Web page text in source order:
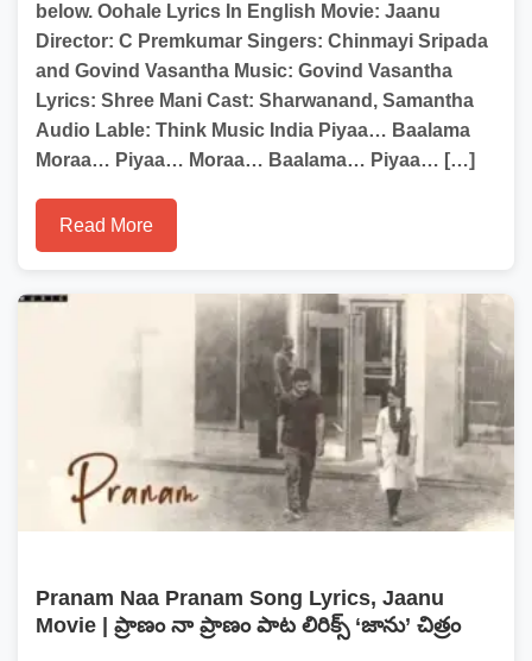
below. Oohale Lyrics In English Movie: Jaanu
Director: C Premkumar Singers: Chinmayi Sripada
and Govind Vasantha Music: Govind Vasantha
Lyrics: Shree Mani Cast: Sharwanand, Samantha
Audio Lable: Think Music India Piyaa… Baalama
Moraa… Piyaa… Moraa… Baalama… Piyaa… […]
Read More
Pranam Naa Pranam Song Lyrics, Jaanu
Movie | ప్రాణం నా ప్రాణం పాట లిరిక్స్ ‘జాను’ చిత్రం